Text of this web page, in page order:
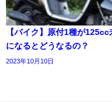
【バイク】原付1種が125cc
になるとどうなるの？
2023年10月10日